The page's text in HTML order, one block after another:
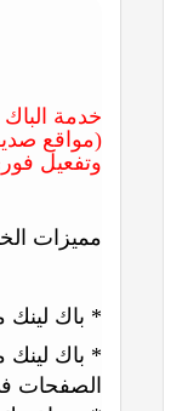
خدمة
وتفعيل
مميزات
* باك لينك
* باك
الصفحات